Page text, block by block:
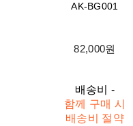
AK-BG001
82,000원
배송비 -
함께 구매 시
배송비 절약